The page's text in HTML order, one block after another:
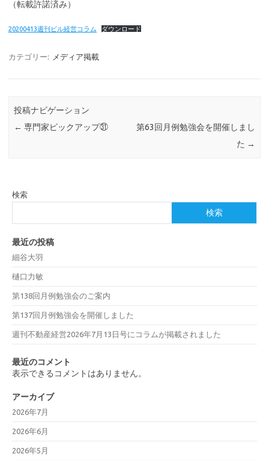
（転載許諾済み）
20200413週刊ビル経営コラム ダウンロード
カテゴリー: メディア掲載
投稿ナビゲーション
← 専門家ピックアップ㉛
第63回月例勉強会を開催しまし
た →
検索
検索
最近の投稿
細谷大羽
樋口力敏
第138回月例勉強会のご案内
第137回月例勉強会を開催しました
週刊不動産経営2026年7月13日号にコラムが掲載されました
最近のコメント
表示できるコメントはありません。
アーカイブ
2026年7月
2026年6月
2026年5月